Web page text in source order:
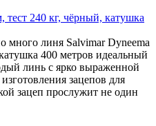
240 кг, чёрный, катушка
много линя Salvimar Dyneema
400 метров идеальный
линь с ярко выраженной
зацепов для
зацеп прослужит не один